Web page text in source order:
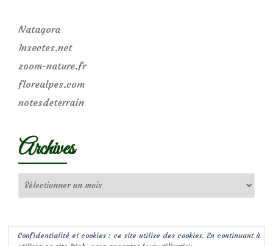
Natagora
Insectes.net
zoom-nature.fr
florealpes.com
notesdeterrain
Archives
Confidentialité et cookies : ce site utilise des cookies. En continuant à